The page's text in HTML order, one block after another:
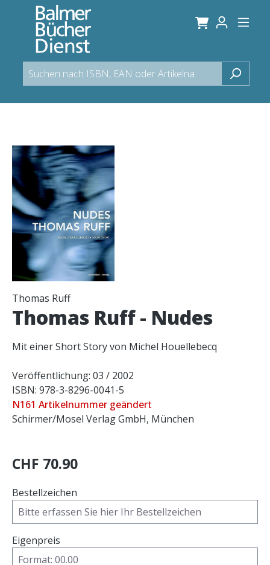
springen
Bildergalerie überspringen
Thomas Ruff
Thomas Ruff - Nudes
Mit einer Short Story von Michel Houellebecq
Veröffentlichung: 03 / 2002
ISBN: 978-3-8296-0041-5
N161 Artikelnummer geändert
Schirmer/Mosel Verlag GmbH, München
CHF 70.90
Bestellzeichen
Eigenpreis